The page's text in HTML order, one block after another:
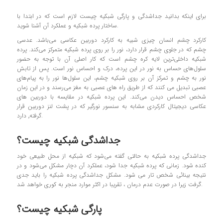
برای اینکه بدانید جداشدگی و پارگی شبکیه چیست لازم است که در ابتدا با
ساختار پرده شبکیه و عملکرد آن آشنا شوید.
کارکرد چشم انسان چیزی شبيه به کارکرد دوربين عکاسي می‌باشد. عدسي
چشم که در جلوي چشم قرار دارد، نور را بر روي پرده شبکيه متمرکز مي‌کند. پرده
شبکیه داخلی‌ترین لایه کره چشم است که کار اصلی آن با توجه به حضور
سلول‌های حساس به نور در این پرده، درک و احساس نور است. پس از تابش
نور به چشم و تمرکز آن بر روی شبکیه چشم، این سلول‌ها نور را به پیام‌‌های
عصبی تبدیل می کنند که از طریق راه ‌های عصبی به مغز می‌رسند و در این زمان
شخص احساس دیدن می‌کند. این پرده شبکیه در مقایسه با دوربین های
عکاسی دیجیتال کارکردی مشابه به سنسور نورگیر که در پشت لنز دوربین قرار
گرفته٬ دارد.
جداشدگی شبکیه چیست؟
جداشدگي پرده شبكيه به حالتی گفته می‌شود که شبکيه از محل طبیعی خود
کنده شود. زماني که پرده شبکيه جدا شود، عملکرد آن دچار مشکل می‌شود و در
نتيجه بينائي شخص تار مي شود. مشكل جداشدگي پرده شبكيه را باید جدی
گرفت زيرا در صورت عدم درمان ، تقريبا در اکثر موارد منجر به كوری خواهد شد.
پارگی شبکیه چیست؟